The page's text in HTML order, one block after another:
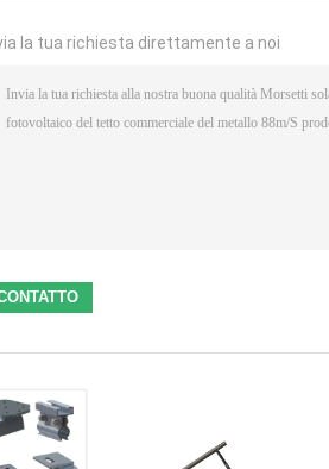
la tua richiesta direttamente a noi